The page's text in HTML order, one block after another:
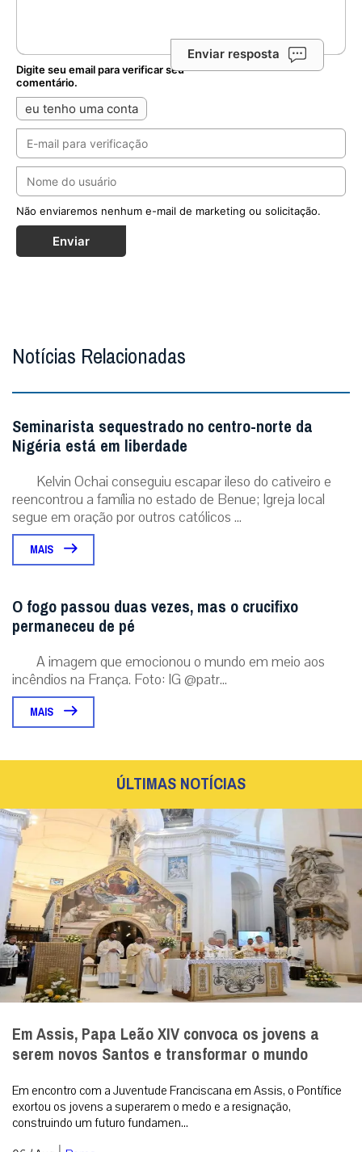
Enviar resposta
Digite seu email para verificar seu
comentário.
eu tenho uma conta
Não enviaremos nenhum e-mail de marketing ou solicitação.
Enviar
Notícias Relacionadas
Seminarista sequestrado no centro-norte da
Nigéria está em liberdade
Kelvin Ochai conseguiu escapar ileso do cativeiro e
reencontrou a família no estado de Benue; Igreja local
segue em oração por outros católicos ...
MAIS
O fogo passou duas vezes, mas o crucifixo
permaneceu de pé
A imagem que emocionou o mundo em meio aos
incêndios na França. Foto: IG @patr...
MAIS
ÚLTIMAS NOTÍCIAS
Em Assis, Papa Leão XIV convoca os jovens a
serem novos Santos e transformar o mundo
Em encontro com a Juventude Franciscana em Assis, o Pontífice
exortou os jovens a superarem o medo e a resignação,
construindo um futuro fundamen...